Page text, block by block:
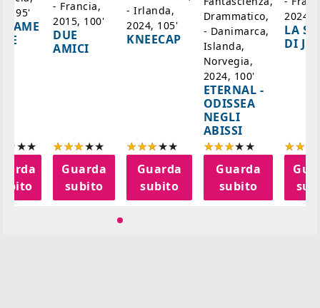
95'
- Francia,
2015, 100'
DUE
AMICI
Guarda
subito
- Irlanda,
2024, 105'
KNEECAP
Guarda
subito
Drammatico,
- Danimarca,
Islanda,
Norvegia,
2024, 100'
ETERNAL -
ODISSEA
NEGLI
ABISSI
Guarda
subito
2024,
LA
DI